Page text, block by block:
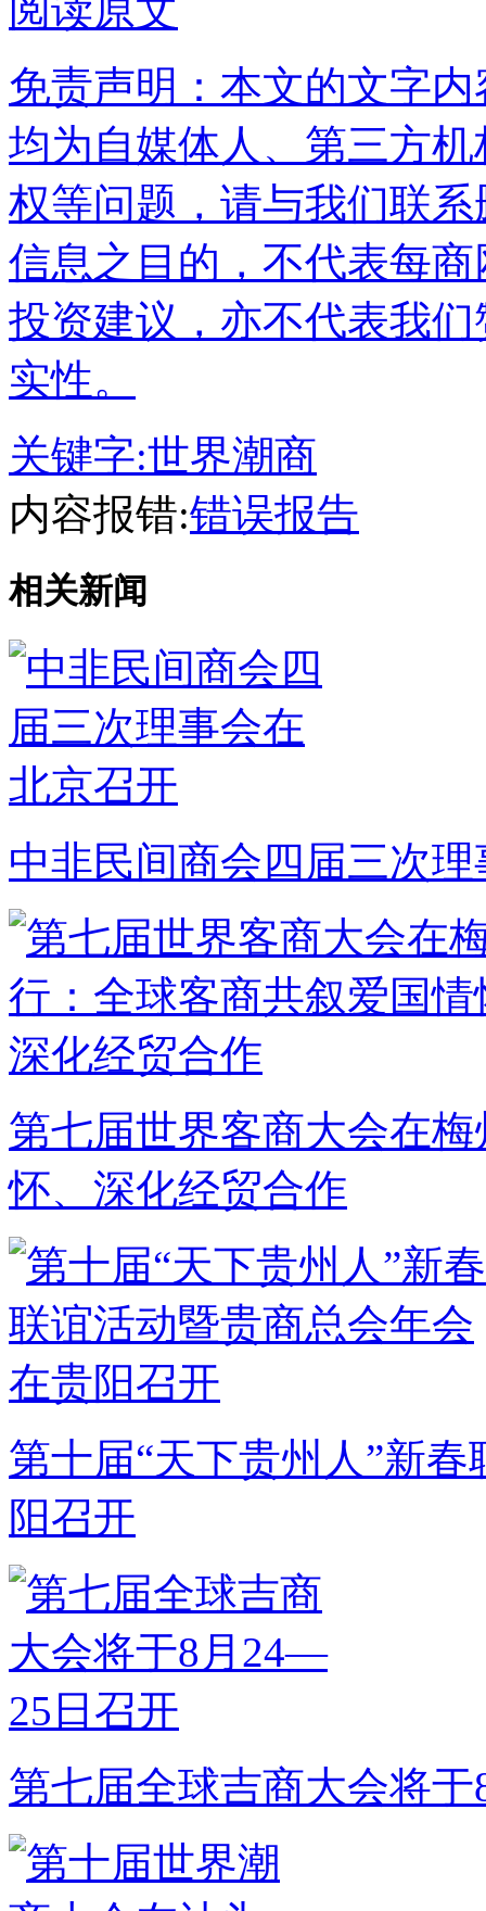
阅读原文
免责声明：本文的文字
均为自媒体人、第三方
权等问题，请与我们联
信息之目的，不代表每
投资建议，亦不代表我
实性。
关键字:世界潮商
内容报错:错误报告
相关新闻
中非民间商会四届三次
第七届世界客商大会在
怀、深化经贸合作
第十届“天下贵州人”新
阳召开
第七届全球吉商大会将